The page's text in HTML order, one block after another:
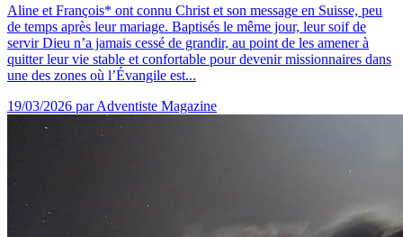
Aline et François* ont connu Christ et son message en Suisse, peu
de temps après leur mariage. Baptisés le même jour, leur soif de
servir Dieu n’a jamais cessé de grandir, au point de les amener à
quitter leur vie stable et confortable pour devenir missionnaires dans
une des zones où l’Évangile est...
19/03/2026 par Adventiste Magazine